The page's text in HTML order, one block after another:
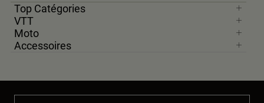
Top Catégories
VTT
Moto
Accessoires